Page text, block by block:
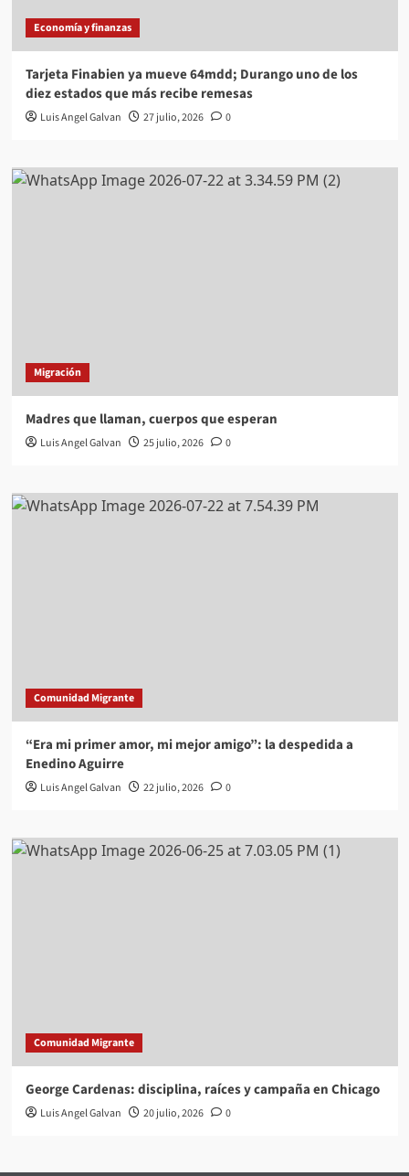
Economía y finanzas
Tarjeta Finabien ya mueve 64mdd; Durango uno de los
diez estados que más recibe remesas
Luis Angel Galvan 27 julio, 2026 0
Migración
Madres que llaman, cuerpos que esperan
Luis Angel Galvan 25 julio, 2026 0
Comunidad Migrante
“Era mi primer amor, mi mejor amigo”: la despedida a
Enedino Aguirre
Luis Angel Galvan 22 julio, 2026 0
Comunidad Migrante
George Cardenas: disciplina, raíces y campaña en Chicago
Luis Angel Galvan 20 julio, 2026 0